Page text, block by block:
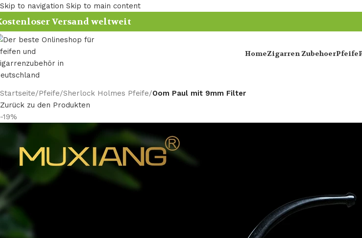
Skip to navigation Skip to main content
Versand weltweit
HomeZigarren ZubehoerPfeife
Startseite/Pfeife/Sherlock Holmes Pfeife/Oom Paul mit 9mm Filter
Zurück zu den Produkten
-19%